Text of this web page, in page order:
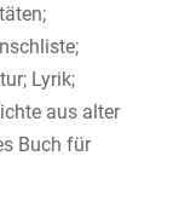
Lyrik;
aus alter
Buch für